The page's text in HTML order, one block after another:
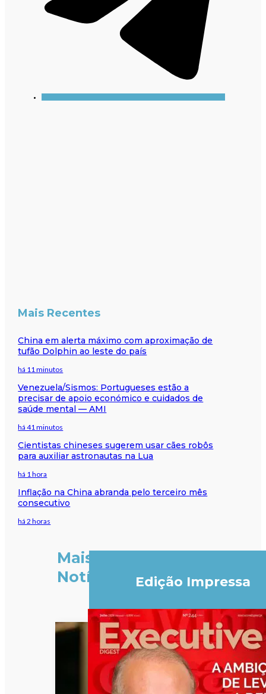
Mais Recentes
China em alerta máximo com aproximação de
tufão Dolphin ao leste do país
há 11 minutos
Venezuela/Sismos: Portugueses estão a
precisar de apoio económico e cuidados de
saúde mental — AMI
há 41 minutos
Cientistas chineses sugerem usar cães robôs
para auxiliar astronautas na Lua
há 1 hora
Inflação na China abranda pelo terceiro mês
consecutivo
há 2 horas
Mais
Notícias
Edição Impressa